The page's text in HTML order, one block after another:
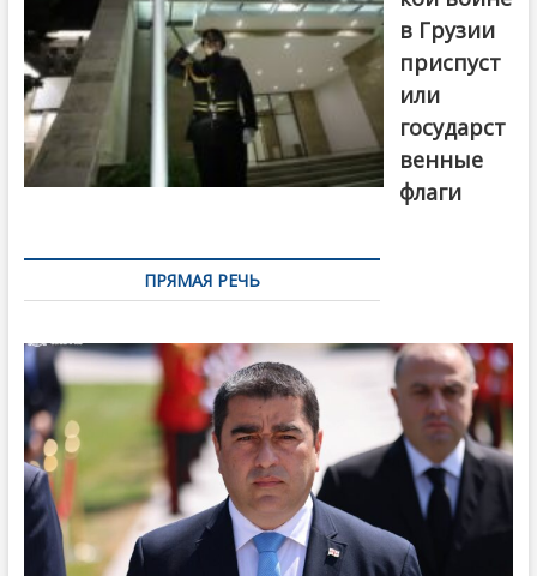
в Грузии
приспуст
или
государст
венные
флаги
ПРЯМАЯ РЕЧЬ